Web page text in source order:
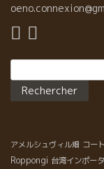
アメルシュヴィル畑 コー
Roppongi 台湾インポー